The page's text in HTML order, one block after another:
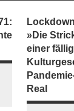
»Die
einer
Real